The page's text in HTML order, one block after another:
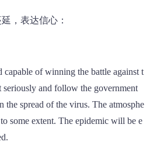
，表达信心：
of winning the battle against t
seriously and follow the government
the spread of the virus. The atmosphe
some extent. The epidemic will be e